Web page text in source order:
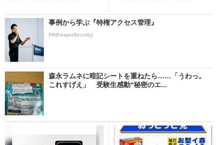
事例から学ぶ『特権アクセス管理』
PR(KeeperSecurity)
森永ラムネに暗記シートを重ねたら……「うわっ。
これすげえ」 受験生感動“秘密のエ...